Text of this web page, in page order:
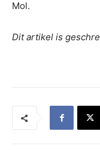
Mol.
Dit artikel is